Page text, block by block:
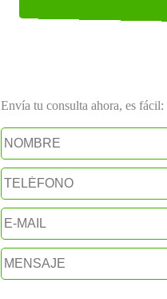
Envía tu consulta ahora, es fácil: